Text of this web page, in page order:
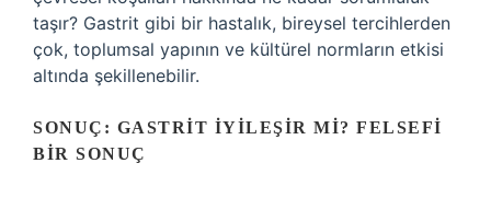
taşır? Gastrit gibi bir hastalık, bireysel tercihlerden
çok, toplumsal yapının ve kültürel normların etkisi
altında şekillenebilir.
SONUÇ: GASTRIT İYILEŞIR MI? FELSEFI
BIR SONUÇ